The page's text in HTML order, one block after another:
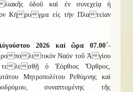
ὁδοῦ καί ἐν συνεχείᾳ ἡ
Κήρυγμα εἰς τήν Πλατείαν
2026 καί ὥρα 07.00΄-
πολιτικόν Ναόν τοῦ Ἁγίου
λεσθῇ ὁ Ἑόρθιος Ὄρθρος,
Μητροπολίτου Ρεθύμνης καί
συναπτομένης τῆς